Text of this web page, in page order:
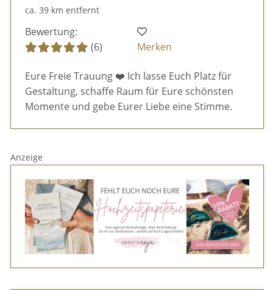
ca. 39 km entfernt
Bewertung:
(6)
Merken
Eure Freie Trauung ❤️ Ich lasse Euch Platz für
Gestaltung, schaffe Raum für Eure schönsten
Momente und gebe Eurer Liebe eine Stimme.
Anzeige